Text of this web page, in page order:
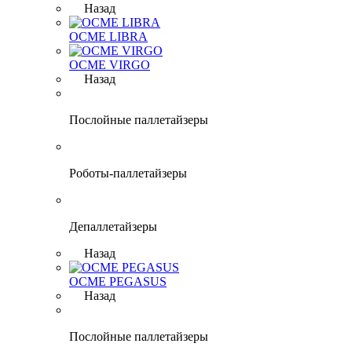
Назад
OCME LIBRA
OCME VIRGO
Назад
Послойные паллетайзеры
Роботы-паллетайзеры
Депаллетайзеры
Назад
OCME PEGASUS
Назад
Послойные паллетайзеры